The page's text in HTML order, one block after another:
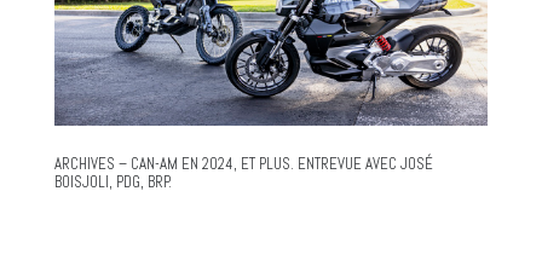
ARCHIVES – CAN-AM EN 2024, ET PLUS. ENTREVUE AVEC JOSÉ
BOISJOLI, PDG, BRP.